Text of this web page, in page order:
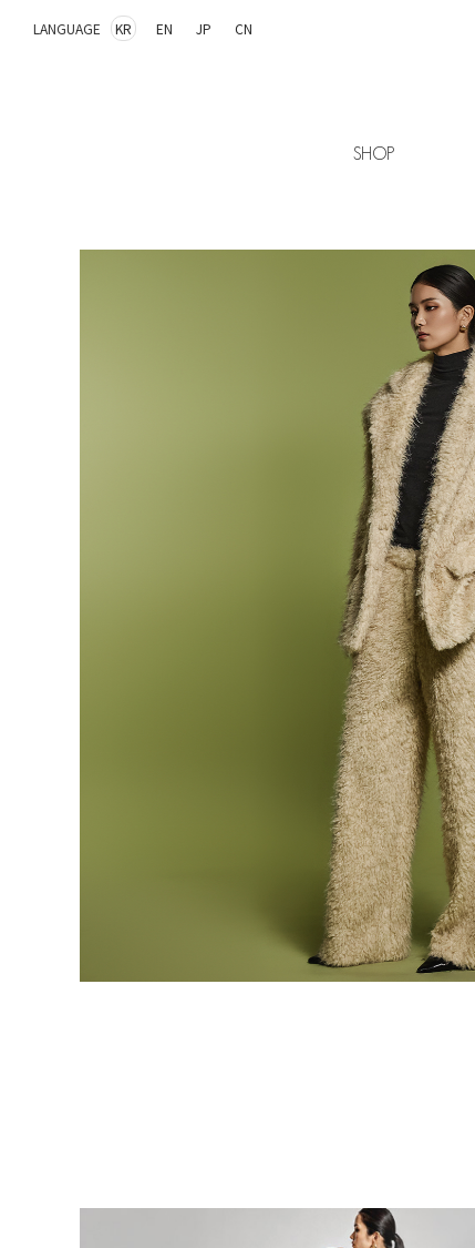
LANGUAGE KR EN JP CN
SHOP